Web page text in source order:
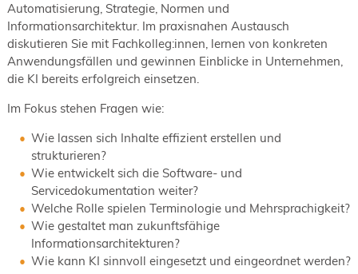
Automatisierung, Strategie, Normen und
Informationsarchitektur. Im praxisnahen Austausch
diskutieren Sie mit Fachkolleg:innen, lernen von konkreten
Anwendungsfällen und gewinnen Einblicke in Unternehmen,
die KI bereits erfolgreich einsetzen.
Im Fokus stehen Fragen wie:
Wie lassen sich Inhalte effizient erstellen und
strukturieren?
Wie entwickelt sich die Software- und
Servicedokumentation weiter?
Welche Rolle spielen Terminologie und Mehrsprachigkeit?
Wie gestaltet man zukunftsfähige
Informationsarchitekturen?
Wie kann KI sinnvoll eingesetzt und eingeordnet werden?